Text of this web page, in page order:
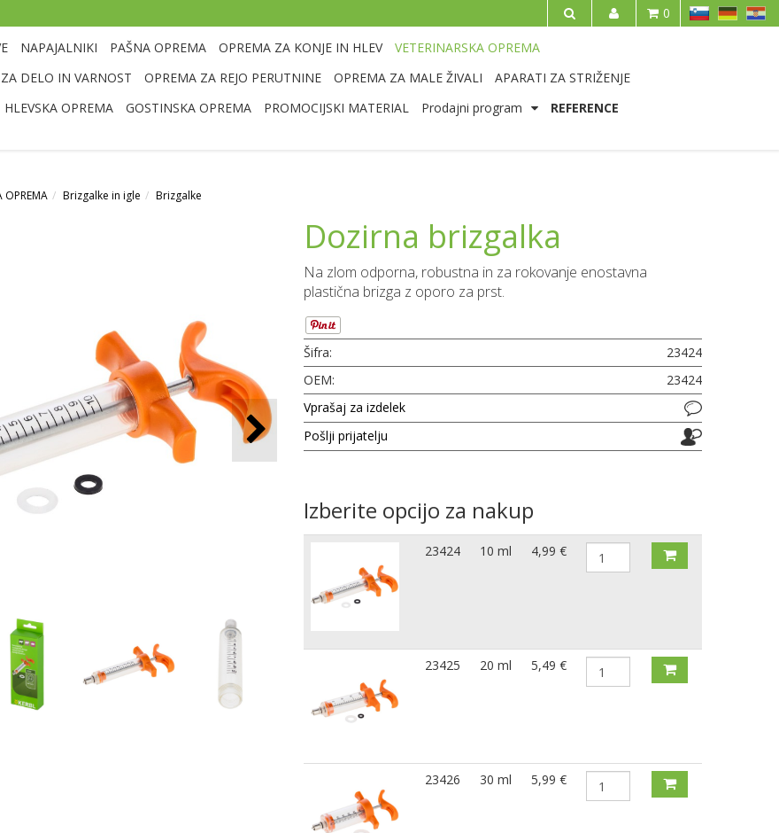
SL HR
0
NAPAJALNIKI PAŠNA OPREMA OPREMA ZA KONJE IN HLEV
VETERINARSKA OPREMA
DELO IN VARNOST
OPREMA ZA REJO PERUTNINE OPREMA ZA MALE ŽIVALI
APARATI ZA STRIŽENJE
HLEVSKA OPREMA GOSTINSKA OPREMA PROMOCIJSKI MATERIAL Prodajni program REFERENCE
OPREMA Brizgalke in igle Brizgalke
Dozirna brizgalka
Na zlom odporna, robustna in za rokovanje enostavna
plastična brizga z oporo za prst.
Šifra:
23424
OEM:
23424
Vprašaj za izdelek
Pošlji prijatelju
Izberite opcijo za nakup
23424 10 ml 4,99 €
23425 20 ml 5,49 €
23426 30 ml 5,99 €